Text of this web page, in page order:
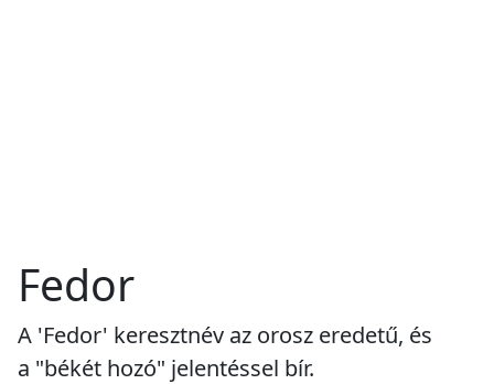
Fedor
A 'Fedor' keresztnév az orosz eredetű, és
a "békét hozó" jelentéssel bír.